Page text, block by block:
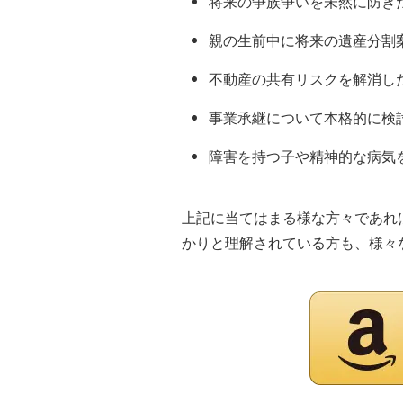
親の生前中に将来の遺産分
不動産の共有リスクを解消
事業承継について本格的に
障害を持つ子や精神的な病
上記に当てはまる様な方々であ
かりと理解されている方も、様